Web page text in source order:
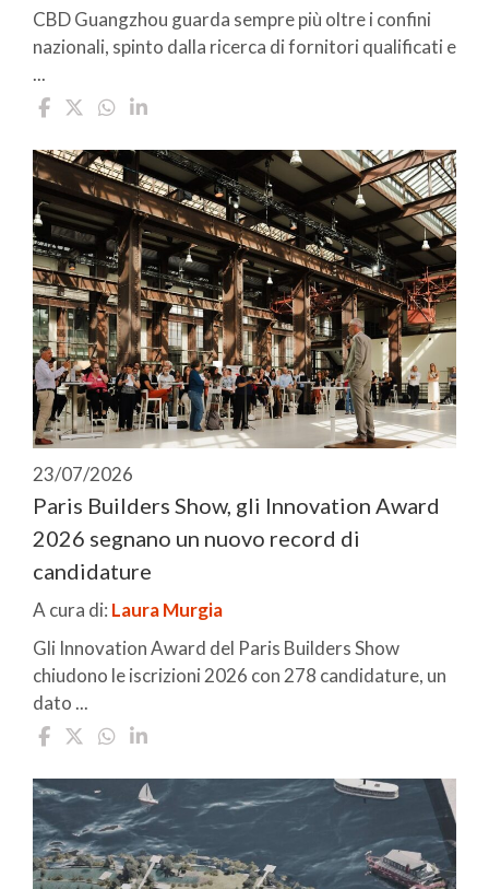
CBD Guangzhou guarda sempre più oltre i confini
nazionali, spinto dalla ricerca di fornitori qualificati e
...
23/07/2026
Paris Builders Show, gli Innovation Award
2026 segnano un nuovo record di
candidature
A cura di: Laura Murgia
Gli Innovation Award del Paris Builders Show
chiudono le iscrizioni 2026 con 278 candidature, un
dato ...